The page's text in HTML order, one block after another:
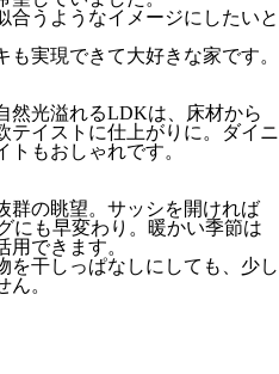
合うようなイメージにしたいと
実現できて大好きな家です。
然光溢れるLDKは、床材から
テイストに仕上がりに。ダイニ
もおしゃれです。
群の眺望。サッシを開ければ
にも早変わり。暖かい季節は
できます。
を干しっぱなしにしても、少し
。